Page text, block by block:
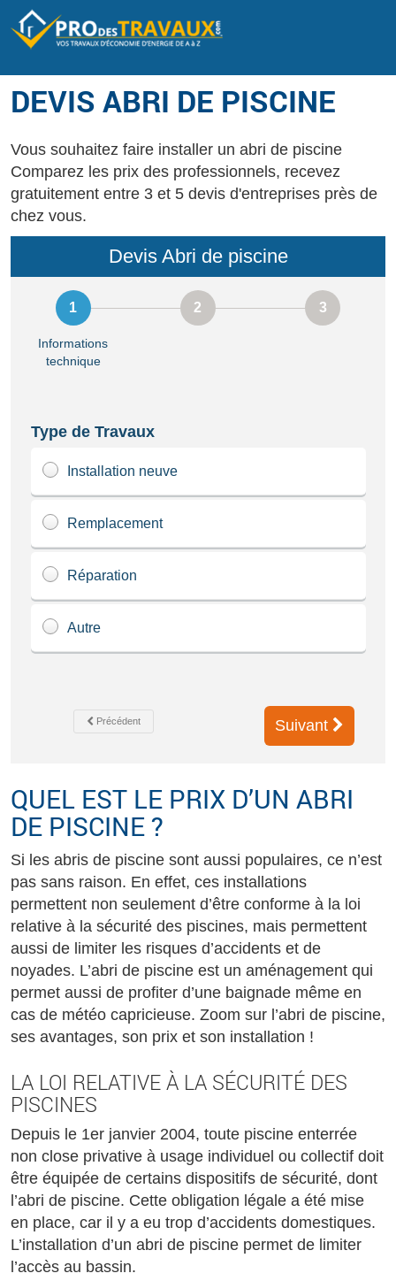
DEVIS ABRI DE PISCINE
Vous souhaitez faire installer un abri de piscine
Comparez les prix des professionnels, recevez
gratuitement entre 3 et 5 devis d'entreprises près de
chez vous.
Devis Abri de piscine
Informations
technique
Type de Travaux
Installation neuve
Remplacement
Réparation
Autre
Précédent Suivant
QUEL EST LE PRIX D’UN ABRI
DE PISCINE ?
Si les abris de piscine sont aussi populaires, ce n’est
pas sans raison. En effet, ces installations
permettent non seulement d’être conforme à la loi
relative à la sécurité des piscines, mais permettent
aussi de limiter les risques d’accidents et de
noyades. L’abri de piscine est un aménagement qui
permet aussi de profiter d’une baignade même en
cas de météo capricieuse. Zoom sur l’abri de piscine,
ses avantages, son prix et son installation !
LA LOI RELATIVE À LA SÉCURITÉ DES
PISCINES
Depuis le 1er janvier 2004, toute piscine enterrée
non close privative à usage individuel ou collectif doit
être équipée de certains dispositifs de sécurité, dont
l’abri de piscine. Cette obligation légale a été mise
en place, car il y a eu trop d’accidents domestiques.
L’installation d’un abri de piscine permet de limiter
l’accès au bassin.